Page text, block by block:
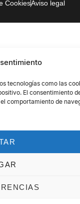
tecnologías como las
El consentimiento
comportamiento de
CookiesAviso legal